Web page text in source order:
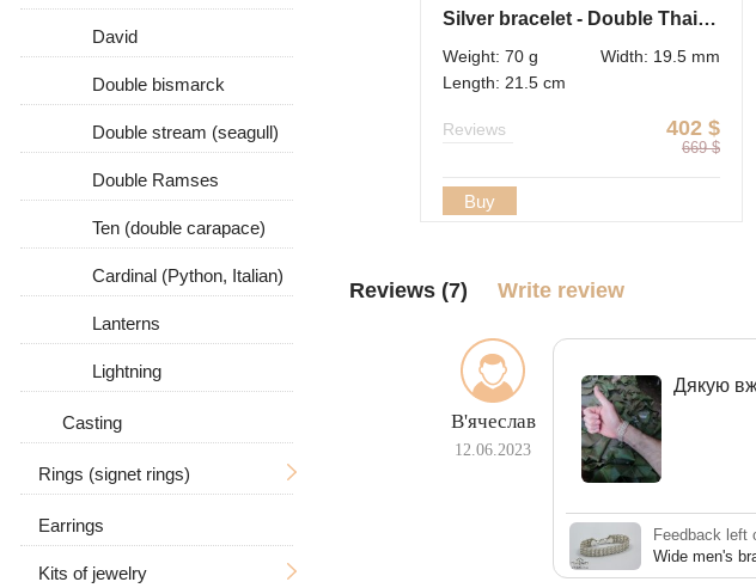
David
Double bismarck
Double stream (seagull)
Double Ramses
Ten (double carapace)
Cardinal (Python, Italian)
Lanterns
Lightning
Casting
Rings (signet rings)
For men
With a skull
Women's
Earrings
Kits of jewelry
Silver bracelet - Double Thai weaving
Weight: 70 g
Width: 19.5 mm
Length: 21.5 cm
402 $
669 $
Reviews
Buy
Reviews (7) Write review
В'ячеслав
12.06.2023
Дякую
Feedback left
Wide men's